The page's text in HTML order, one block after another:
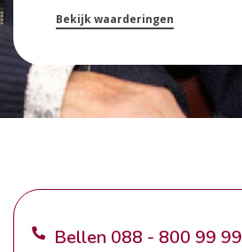
Bekijk waarderingen
Bellen 088 - 800 99 99